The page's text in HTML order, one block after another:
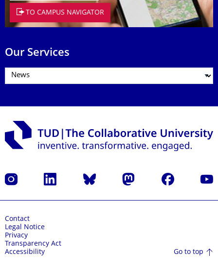
TO CAMPUS NAVIGATOR
Our Services
Instagram LinkedIn Bluesky Mastodon Facebook
Contact
Legal Notice
Privacy
Transparency Act
Accessibility
Go to top